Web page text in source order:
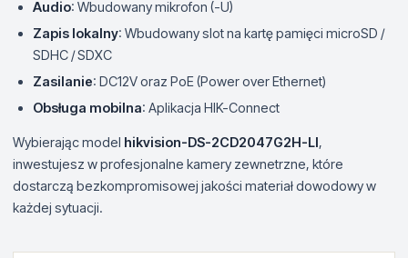
Audio: Wbudowany mikrofon (-U)
Zapis lokalny: Wbudowany slot na kartę pamięci microSD /
SDHC / SDXC
Zasilanie: DC12V oraz PoE (Power over Ethernet)
Obsługa mobilna: Aplikacja HIK-Connect
Wybierając model hikvision-DS-2CD2047G2H-LI,
inwestujesz w profesjonalne kamery zewnetrzne, które
dostarczą bezkompromisowej jakości materiał dowodowy w
każdej sytuacji.